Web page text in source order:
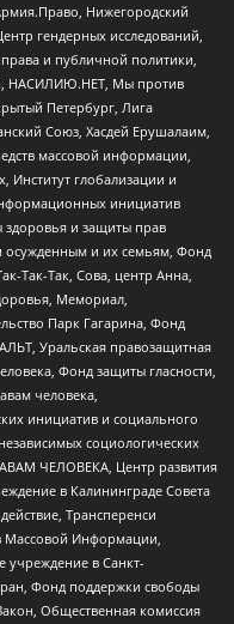
Нижегородский
гендерных исследований,
и публичной политики,
НАСИЛИЮ.НЕТ, Мы против
Петербург, Лига
Союз, Хасдей Ерушалаим,
массовой информации,
Институт глобализации и
инициатив
здоровья и защиты прав
осужденным и их семьям, Фонд
Так-Так, Сова, центр Анна,
Мемориал,
Парк Гагарина, Фонд
Уральская правозащитная
Фонд защиты гласности,
человека,
инициатив и социального
социологических
ЧЕЛОВЕКА, Центр развития
в Калининграде Совета
Трансперенси
Массовой Информации,
учреждение в Санкт-
Фонд поддержки свободы
Общественная комиссия